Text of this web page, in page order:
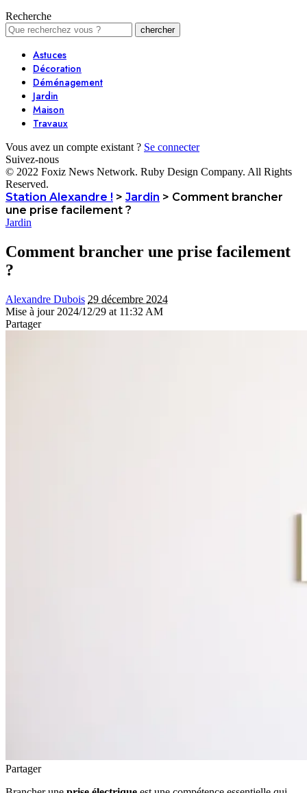
Recherche
Astuces
Décoration
Déménagement
Jardin
Maison
Travaux
Vous avez un compte existant ? Se connecter
Suivez-nous
© 2022 Foxiz News Network. Ruby Design Company. All Rights
Reserved.
Station Alexandre ! > Jardin > Comment brancher
une prise facilement ?
Jardin
Comment brancher une prise facilement
?
Alexandre Dubois 29 décembre 2024
Mise à jour 2024/12/29 at 11:32 AM
Partager
Partager